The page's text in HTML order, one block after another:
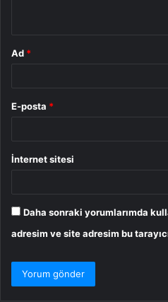
Ad *
E-posta *
İnternet sitesi
Daha sonraki yorumlarımda
adresim ve site adresim bu